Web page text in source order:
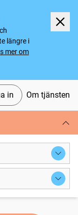
längre i
mer om
in Om tjänsten